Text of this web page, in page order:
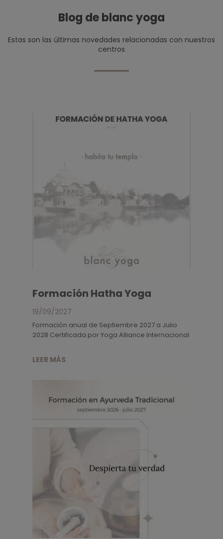
Blog de blanc yoga
Estas son las últimas novedades relacionadas con nuestros
centros
Formación Hatha Yoga
19/09/2027
Formación anual de Septiembre 2027 a Julio
2028 Certificada por Yoga Alliance Internacional
LEER MÁS